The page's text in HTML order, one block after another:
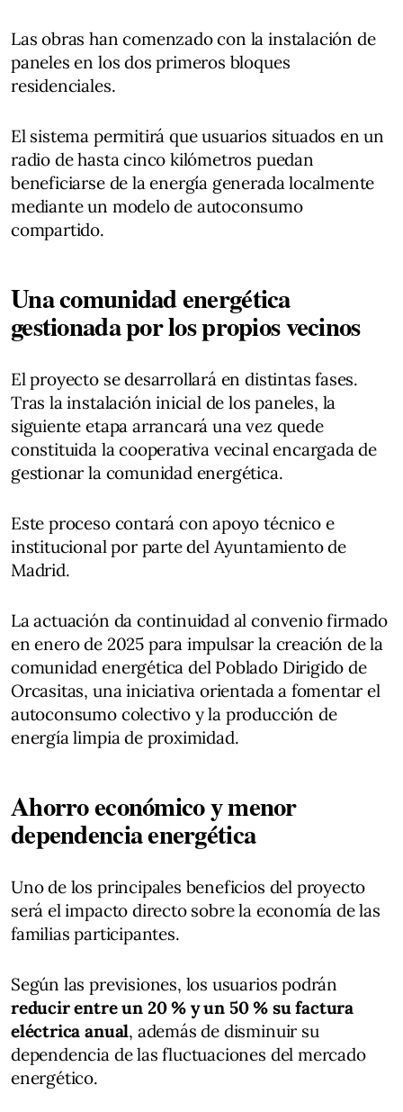
Las obras han comenzado con la instalación de
paneles en los dos primeros bloques
residenciales.
El sistema permitirá que usuarios situados en un
radio de hasta cinco kilómetros puedan
beneficiarse de la energía generada localmente
mediante un modelo de autoconsumo
compartido.
Una comunidad energética
gestionada por los propios vecinos
El proyecto se desarrollará en distintas fases.
Tras la instalación inicial de los paneles, la
siguiente etapa arrancará una vez quede
constituida la cooperativa vecinal encargada de
gestionar la comunidad energética.
Este proceso contará con apoyo técnico e
institucional por parte del Ayuntamiento de
Madrid.
La actuación da continuidad al convenio firmado
en enero de 2025 para impulsar la creación de la
comunidad energética del Poblado Dirigido de
Orcasitas, una iniciativa orientada a fomentar el
autoconsumo colectivo y la producción de
energía limpia de proximidad.
Ahorro económico y menor
dependencia energética
Uno de los principales beneficios del proyecto
será el impacto directo sobre la economía de las
familias participantes.
Según las previsiones, los usuarios podrán
reducir entre un 20 % y un 50 % su factura
eléctrica anual, además de disminuir su
dependencia de las fluctuaciones del mercado
energético.